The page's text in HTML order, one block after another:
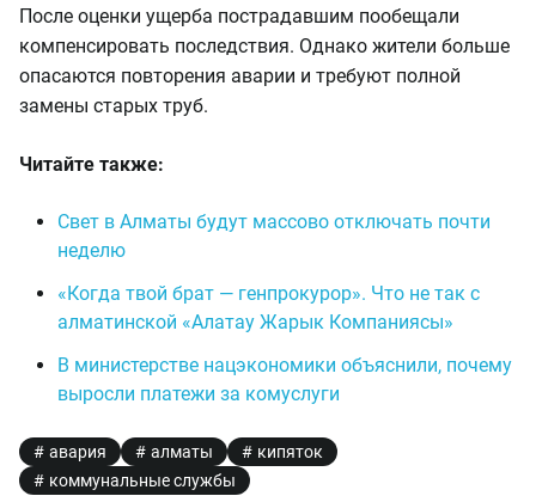
После оценки ущерба пострадавшим пообещали
компенсировать последствия. Однако жители больше
опасаются повторения аварии и требуют полной
замены старых труб.
Читайте также:
Свет в Алматы будут массово отключать почти
неделю
«Когда твой брат — генпрокурор». Что не так с
алматинской «Алатау Жарык Компаниясы»
В министерстве нацэкономики объяснили, почему
выросли платежи за комуслуги
авария алматы
кипяток
коммунальные службы